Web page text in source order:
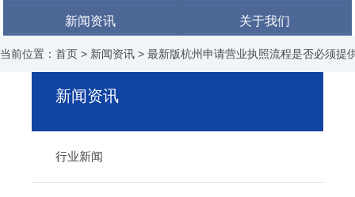
新闻资讯 关于我们
当前位置： 首页 > 新闻资讯 > 最新版杭州申请营业执照流程是否必须提
新闻资讯
行业新闻